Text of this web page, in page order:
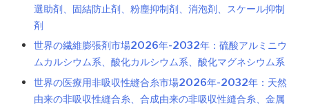
選助剤、固結防止剤、粉塵抑制剤、消泡剤、スケール抑制
剤
世界の繊維膨張剤市場2026年-2032年：硫酸アルミニウ
ムカルシウム系、酸化カルシウム系、酸化マグネシウム系
世界の医療用非吸収性縫合糸市場2026年-2032年：天然
由来の非吸収性縫合糸、合成由来の非吸収性縫合糸、金属